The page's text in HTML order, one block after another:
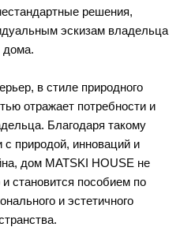
решения,
эскизам владельца
дома.
в стиле природного
отражает потребности и
Благодаря такому
с природой, инноваций и
дом MATSKI HOUSE не
становится пособием по
и эстетичного